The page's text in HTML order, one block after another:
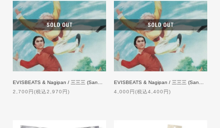
2,700円(税込2,970円)
4,000円(税込4,400円)